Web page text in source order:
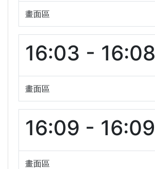
畫面區
16:03 - 16:08
畫面區
16:09 - 16:09
畫面區